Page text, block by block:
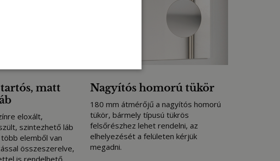
matt
eloxált,
szintezhető láb
elemből van
összeszerelve,
Nagyítós homorú tükör
180 mm átmérőjű a nagyítós homorú
tükör, bármely típusú tükrös
felsőrészhez lehet rendelni, az
elhelyezését a felületen kérjük
megadni.